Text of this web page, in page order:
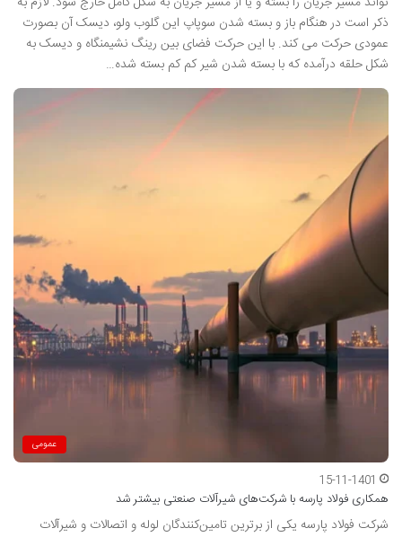
ذکر است در هنگام باز و بسته شدن سوپاپ این گلوب ولو، دیسک آن بصورت
عمودی حرکت می کند. با این حرکت فضای بین رینگ نشیمنگاه و دیسک به
شکل حلقه درآمده که با بسته شدن شیر کم کم بسته شده…
عمومی
15-11-1401
همکاری فولاد پارسه با شرکت‌های شیرآلات صنعتی بیشتر شد
شرکت فولاد پارسه یکی از برترین تامین‌کنندگان لوله و اتصالات و شیرآلات